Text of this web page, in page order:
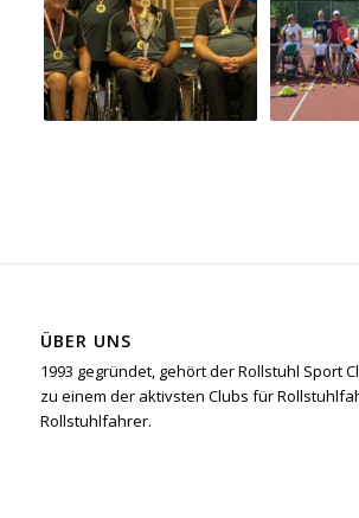
ÜBER UNS
1993 gegründet, gehört der Rollstuhl Sport
zu einem der aktivsten Clubs für
Rollstuhlfahrer.